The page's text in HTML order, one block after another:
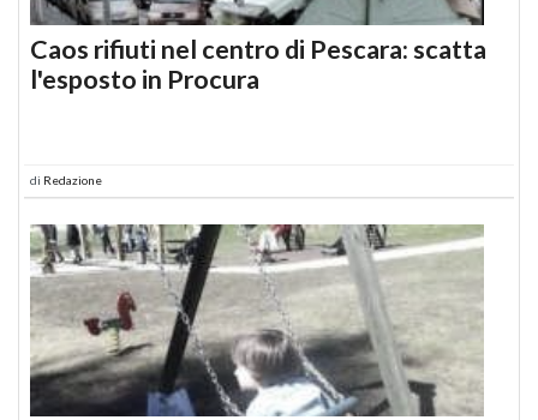
Caos rifiuti nel centro di Pescara: scatta
l'esposto in Procura
di Redazione